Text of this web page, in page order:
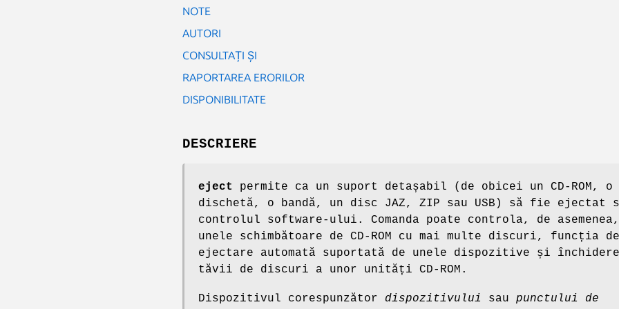
NOTE
AUTORI
CONSULTAȚI ȘI
RAPORTAREA ERORILOR
DISPONIBILITATE
DESCRIERE
eject
permite ca un suport detașabil (de obicei un CD-ROM, o
dischetă, o bandă, un disc JAZ, ZIP sau USB) să fie ejectat
controlul software-ului. Comanda poate controla, de asemenea,
unele schimbătoare de CD-ROM cu mai multe discuri, funcția de
ejectare automată suportată de unele dispozitive și
tăvii de discuri a unor unități CD-ROM.
Dispozitivul corespunzător dispozitivului sau punctului de